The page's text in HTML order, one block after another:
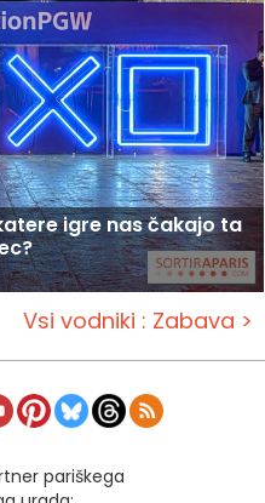
igre nas čakajo ta
Vsi vodniki : Zabava >
pariškega